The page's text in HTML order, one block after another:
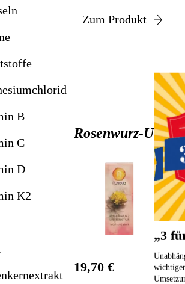
C
für Pflanzen)
& entspannend
B
C
D
K2
Zum Produkt
Rosenwurz-
19,70 €
„3